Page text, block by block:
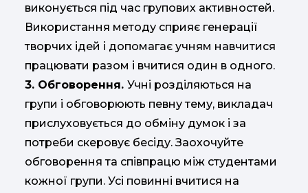
виконується під час групових активностей.
Використання методу сприяє генерації
творчих ідей і допомагає учням навчитися
працювати разом і вчитися один в одного.
3. Обговорення. Учні розділяються на
групи і обговорюють певну тему, викладач
прислуховується до обміну думок і за
потреби скеровує бесіду. Заохочуйте
обговорення та співпрацю між студентами
кожної групи. Усі повинні вчитися на